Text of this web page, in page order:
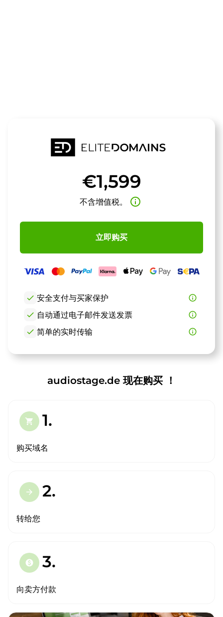
€1,599
不含增值税。 info_outline
立即购买
check 安全支付与买家保护
info_outline
check 自动通过电子邮件发送发票
info_outline
check 简单的实时传输 info_outline
audiostage.de 现在购买 ！
shopping_cart 1.
购买域名
arrow_forward 2.
转给您
paid 3.
向卖方付款